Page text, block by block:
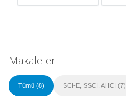
Makaleler
Tümü (8) SCI-E, SSCI, AHCI (7)